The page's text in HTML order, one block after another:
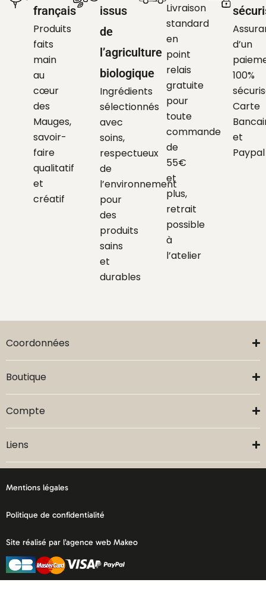
français
Produits
faits
main
au
cœur
des
Mauges,
savoir-
faire
qualitatif
et
créatif
issus
de
l’agriculture
biologique
Ingrédients
sélectionnés
avec
soins,
respectueux
de
l’environnement
pour
des
produits
sains
et
durables
Livraison
standard
en
point
relais
gratuite
pour
toute
commande
de
55€
et
plus,
retrait
possible
à
l’atelier
d’un
100%
Carte
et
Paypal
Coordonnées
Boutique
Compte
Liens
Mentions légales
Politique de confidentialité
Site réalisé par l’agence web Makeo